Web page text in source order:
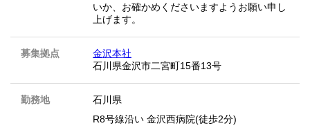
いか、お確かめくださいますようお願い申し
上げます。
募集拠点
金沢本社
石川県金沢市二宮町15番13号
勤務地
石川県
R8号線沿い 金沢西病院(徒歩2分)